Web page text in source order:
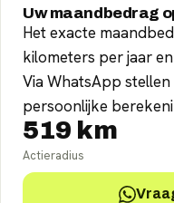
Uw maandbedrag
Het exacte
kilometers per jaar
Via WhatsApp
persoonlijke
519 km
Actieradius